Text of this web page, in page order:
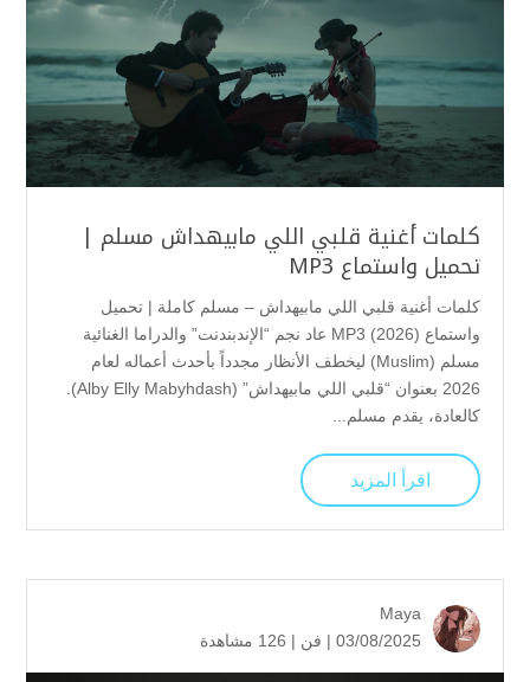
كلمات أغنية قلبي اللي مابيهداش مسلم |
تحميل واستماع MP3
كلمات أغنية قلبي اللي مابيهداش – مسلم كاملة | تحميل
واستماع MP3 (2026) عاد نجم “الإندبندنت” والدراما الغنائية
مسلم (Muslim) ليخطف الأنظار مجدداً بأحدث أعماله لعام
2026 بعنوان “قلبي اللي مابيهداش” (Alby Elly Mabyhdash).
كالعادة، يقدم مسلم...
اقرأ المزيد
Maya
03/08/2025 |
فن | 126 مشاهدة